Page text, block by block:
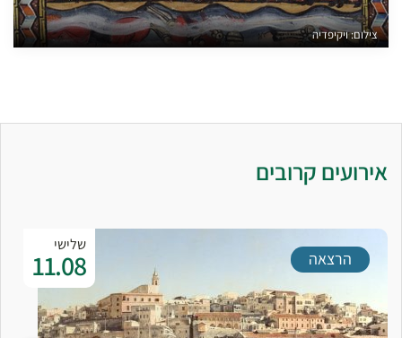
צילום: ויקיפדיה
אירועים קרובים
שלישי
11.08 הרצאה